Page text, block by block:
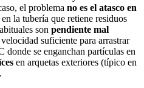
el problema no es el atasco en
en la tubería que retiene residuos
son pendiente mal
suficiente para arrastrar
donde se enganchan partículas en
en arquetas exteriores (típico en